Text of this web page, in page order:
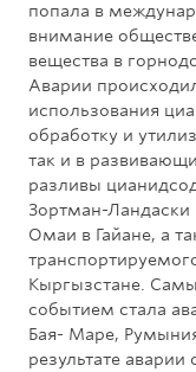
попала в
внимание
вещества в
Аварии
использования
обработку и
так и в
разливы
Зортман-
Омаи в Гайане, а
Кыргызстане.
событием стала
Бая- Маре,
результате